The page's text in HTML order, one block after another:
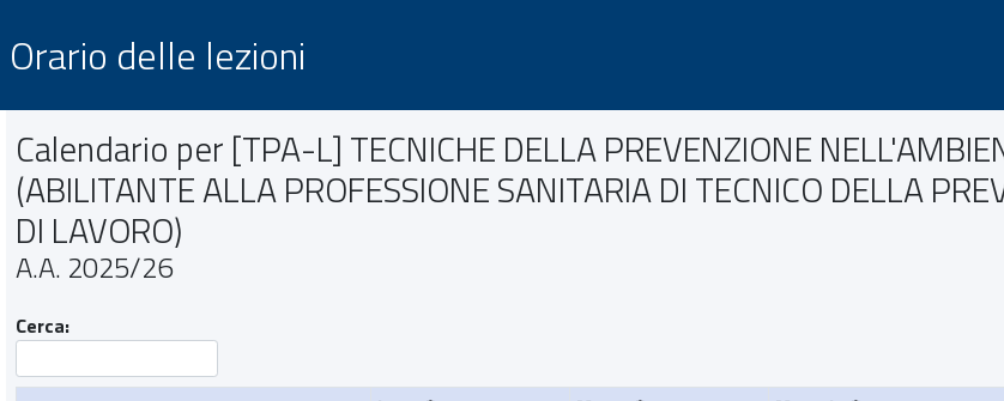
Orario delle lezioni
Calendario per [TPA-L] TECNICHE DELLA PREVENZIONE
(ABILITANTE ALLA PROFESSIONE SANITARIA DI TECNICO DELLA
DI LAVORO)
A.A. 2025/26
Cerca: